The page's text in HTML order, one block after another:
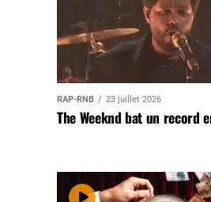
RAP-RNB 23 juillet 2026
The Weeknd bat un record